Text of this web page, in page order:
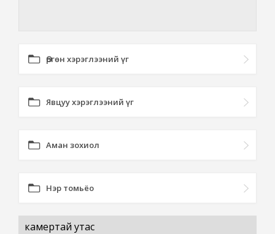
Өргөн хэрэглээний үг
Явцуу хэрэглээний үг
Аман зохиол
Нэр томьёо
камертай утас